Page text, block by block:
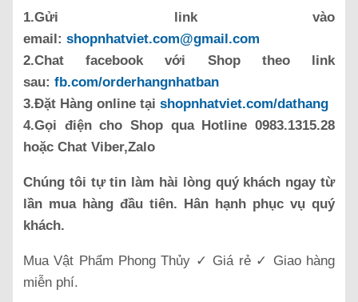
1.Gửi link vào
email: shopnhatviet.com@gmail.com
2.Chat facebook với Shop theo link
sau: fb.com/orderhangnhatban
3.Đặt Hàng online tại shopnhatviet.com/dathang
4.Gọi điện cho Shop qua Hotline 0983.1315.28
hoặc Chat Viber,Zalo
Chúng tôi tự tin làm hài lòng quý khách ngay từ
lần mua hàng đầu tiên. Hân hạnh phục vụ quý
khách.
Mua Vật Phẩm Phong Thủy ✓ Giá rẻ ✓ Giao hàng
miễn phí.